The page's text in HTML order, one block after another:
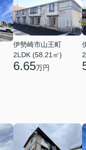
伊勢崎市山王町
2LDK (58.21㎡)
6.65万円